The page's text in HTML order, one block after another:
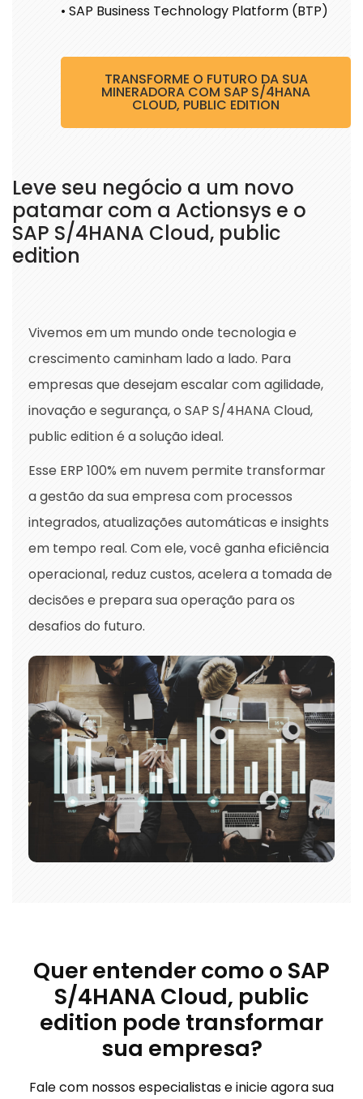
• SAP Business Technology Platform (BTP)
TRANSFORME O FUTURO DA SUA
MINERADORA COM SAP S/4HANA
CLOUD, PUBLIC EDITION
Leve seu negócio a um novo
patamar com a Actionsys e o
SAP S/4HANA Cloud, public
edition
Vivemos em um mundo onde tecnologia e
crescimento caminham lado a lado. Para
empresas que desejam escalar com agilidade,
inovação e segurança, o SAP S/4HANA Cloud,
public edition é a solução ideal.
Esse ERP 100% em nuvem permite transformar
a gestão da sua empresa com processos
integrados, atualizações automáticas e insights
em tempo real. Com ele, você ganha eficiência
operacional, reduz custos, acelera a tomada de
decisões e prepara sua operação para os
desafios do futuro.
Quer entender como o SAP
S/4HANA Cloud, public
edition pode transformar
sua empresa?
Fale com nossos especialistas e inicie agora sua